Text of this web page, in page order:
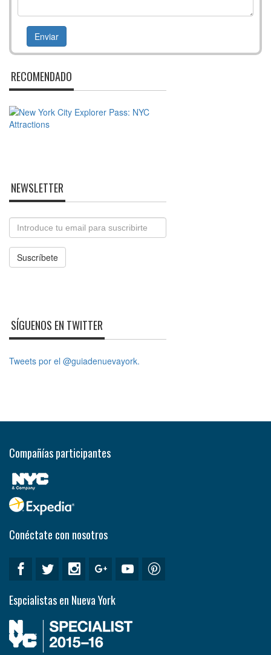
RECOMENDADO
NEWSLETTER
Email
Suscríbete
SÍGUENOS EN TWITTER
Tweets por el @guiadenuevayork.
Compañías participantes
Conéctate con nosotros
Espcialistas en Nueva York